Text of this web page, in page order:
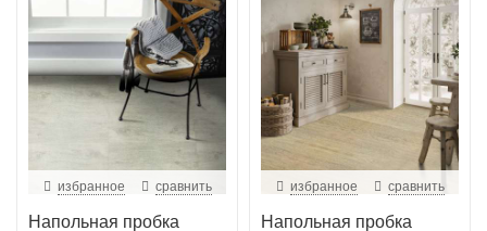
избранное сравнить
Напольная пробка
избранное сравнить
Напольная пробка